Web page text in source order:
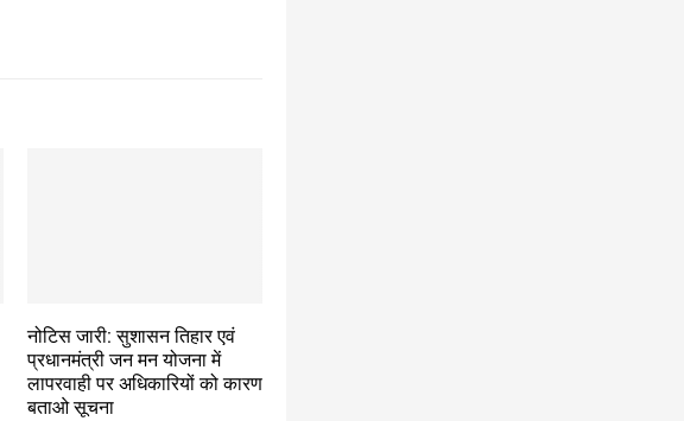
नोटिस जारी: सुशासन तिहार एवं
प्रधानमंत्री जन मन योजना में
लापरवाही पर अधिकारियों को कारण
बताओ सूचना